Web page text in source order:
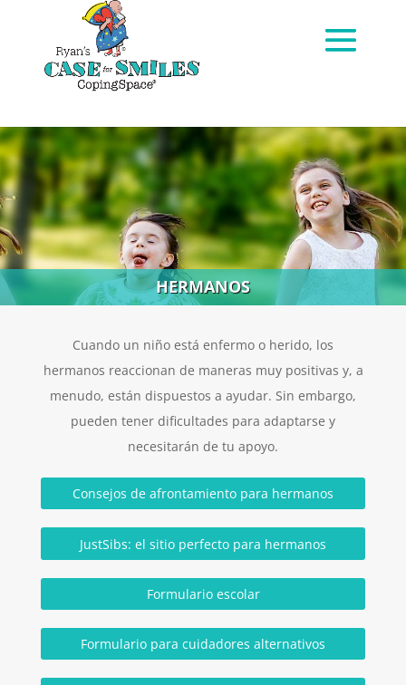
HERMANOS
Cuando un niño está enfermo o herido, los
hermanos reaccionan de maneras muy positivas y, a
menudo, están dispuestos a ayudar. Sin embargo,
pueden tener dificultades para adaptarse y
necesitarán de tu apoyo.
Consejos de afrontamiento para hermanos
JustSibs: el sitio perfecto para hermanos
Formulario escolar
Formulario para cuidadores alternativos